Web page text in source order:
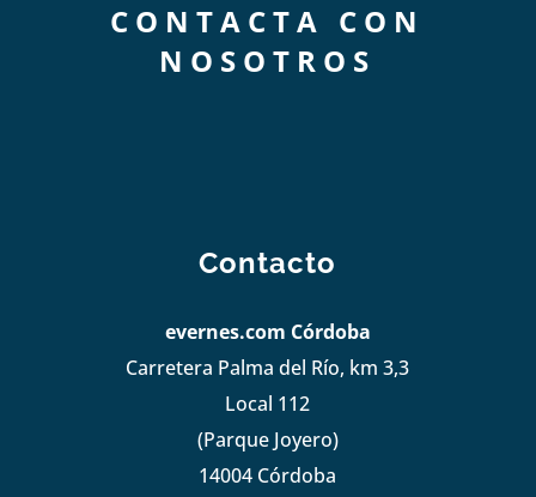
CONTACTA CON
NOSOTROS
Contacto
evernes.com Córdoba
Carretera Palma del Río, km 3,3
Local 112
(Parque Joyero)
14004 Córdoba